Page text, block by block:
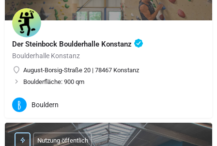
Der Steinbock Boulderhalle Konstanz
Boulderhalle Konstanz
August-Borsig-Straße 20 | 78467 Konstanz
Boulderfläche: 900 qm
Bouldern
Nutzung öffentlich